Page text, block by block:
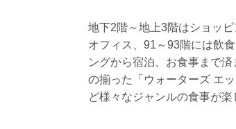
地下2階～地上3階はショッ
オフィス、91～93階には飲
ングから宿泊、お食事まで
の揃った「ウォーターズ エ
ど様々なジャンルの食事が